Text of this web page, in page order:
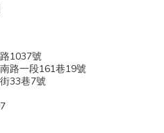
1037號
路一段161巷19號
33巷7號